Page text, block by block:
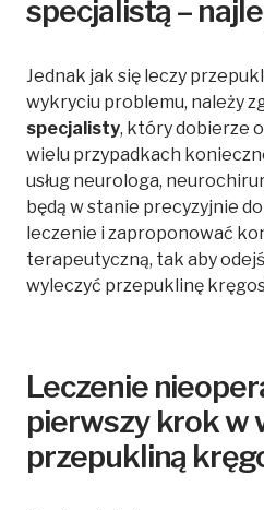
specjalistą –
Jednak jak się leczy
wykryciu problemu, należy
specjalisty, który dobierze
wielu przypadkach
usług neurologa,
będą w stanie precyzyjnie
leczenie i zaproponować
terapeutyczną, tak aby
wyleczyć przepuklinę
Leczenie
pierwszy krok w
przepukliną